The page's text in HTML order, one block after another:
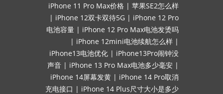
iPhone 11 Pro Max价格 | 苹果SE2怎么样
| iPhone 12双卡双待5G | iPhone 12 Pro
电池容量 | iPhone 12 Pro Max电池发烫吗
| iPhone 12mini电池续航怎么样 |
iPhone13电池优化 | iPhone13Pro闹钟没
声音 | iPhone 13 Pro Max电池多少毫安 |
iPhone 14屏幕发黄 | iPhone 14 Pro取消
充电接口 | iPhone 14 Plus尺寸大小是多少